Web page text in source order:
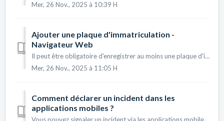
Mer, 26 Nov., 2025 à 10:39 H
Ajouter une plaque d'immatriculation -
Navigateur Web
Il peut être obligatoire d'enregistrer au moins une plaque d'immatriculation sur votre compte pour pouvoir faire une réservation sur Sharvy si l'...
Mer, 26 Nov., 2025 à 11:05 H
Comment déclarer un incident dans les
applications mobiles ?